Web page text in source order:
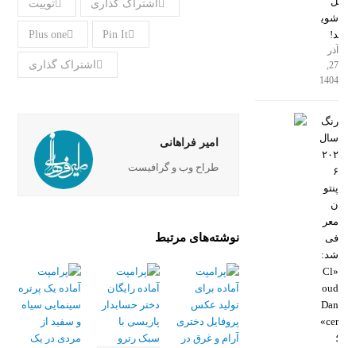
توییت اشتراک گذاری
Plus one Pin It
اشتراک گذاری
امیر فراهانی
طراح وب و گرافیست
نوشته‌های مرتبط
شوی
د!
آذر
27,
1404
رنگ
سال
۲۰۲
۶
پنتو
ن
معر
فی
شد:
«Cl
oud
Dan
cer»
؛